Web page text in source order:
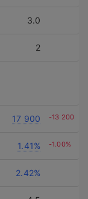
3.0
2
17 900 -13 200
1.41% -1.00%
2.42%